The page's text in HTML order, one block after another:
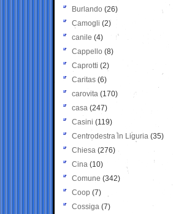
Burlando (26)
Camogli (2)
canile (4)
Cappello (8)
Caprotti (2)
Caritas (6)
carovita (170)
casa (247)
Casini (119)
Centrodestra in Liguria (35)
Chiesa (276)
Cina (10)
Comune (342)
Coop (7)
Cossiga (7)